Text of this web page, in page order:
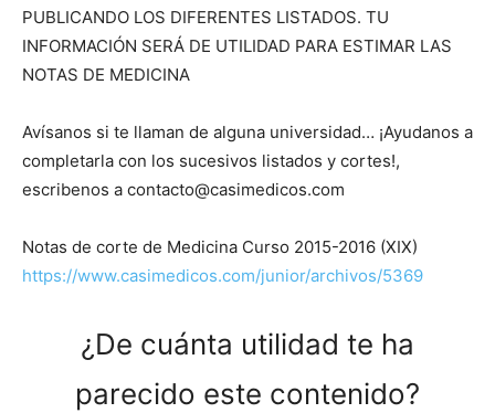
PUBLICANDO LOS DIFERENTES LISTADOS. TU
INFORMACIÓN SERÁ DE UTILIDAD PARA ESTIMAR LAS
NOTAS DE MEDICINA
Avísanos si te llaman de alguna universidad… ¡Ayudanos a
completarla con los sucesivos listados y cortes!,
escribenos a contacto@casimedicos.com
Notas de corte de Medicina Curso 2015-2016 (XIX)
https://www.casimedicos.com/junior/archivos/5369
¿De cuánta utilidad te ha
parecido este contenido?